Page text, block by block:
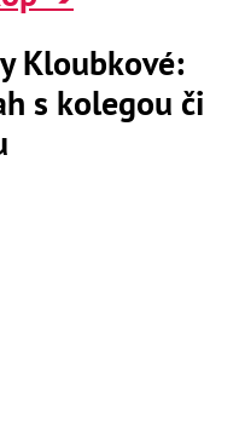
Kloubkové:
s kolegou či